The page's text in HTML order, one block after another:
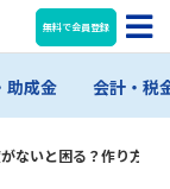
無料で会員登録
助成金 会計・税
ないと困る？作り方や